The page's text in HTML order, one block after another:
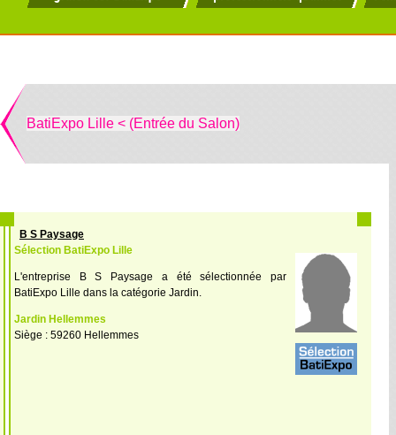
BatiExpo Lille < (Entrée du Salon)
B S Paysage
Sélection BatiExpo Lille
L'entreprise B S Paysage a été sélectionnée par
BatiExpo Lille dans la catégorie Jardin.
Jardin Hellemmes
Siège : 59260 Hellemmes